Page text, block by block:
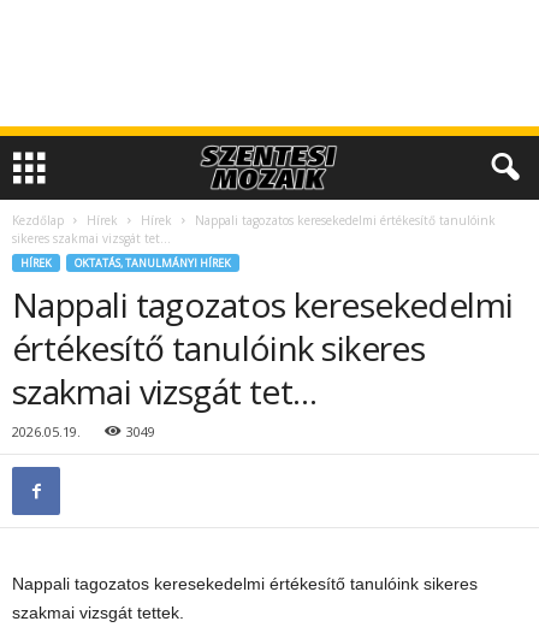
Kezdőlap Hírek Hírek
Nappali tagozatos keresekedelmi értékesítő tanulóink
sikeres szakmai vizsgát tet…
HÍREK OKTATÁS, TANULMÁNYI HÍREK
Nappali tagozatos keresekedelmi
értékesítő tanulóink sikeres
szakmai vizsgát tet…
2026.05.19. 3049
Nappali tagozatos keresekedelmi értékesítő tanulóink sikeres
szakmai vizsgát tettek.